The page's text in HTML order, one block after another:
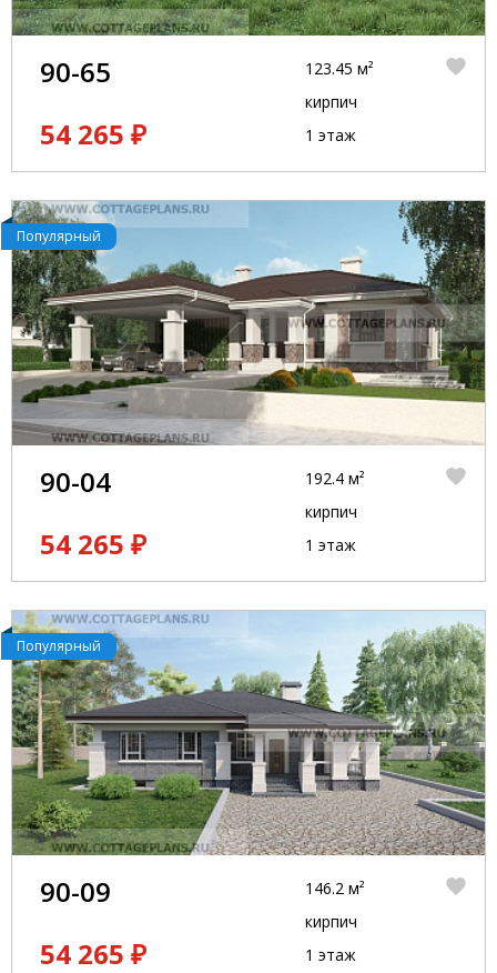
90-65
54 265 ₽
123.45 м²
кирпич
1 этаж
Популярный
90-04
54 265 ₽
192.4 м²
кирпич
1 этаж
Популярный
90-09
54 265 ₽
146.2 м²
кирпич
1 этаж